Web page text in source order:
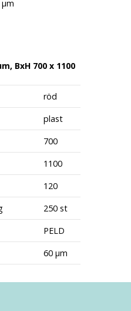
BxH 700 x 1100
röd
plast
700
1100
120
250 st
PELD
60 µm